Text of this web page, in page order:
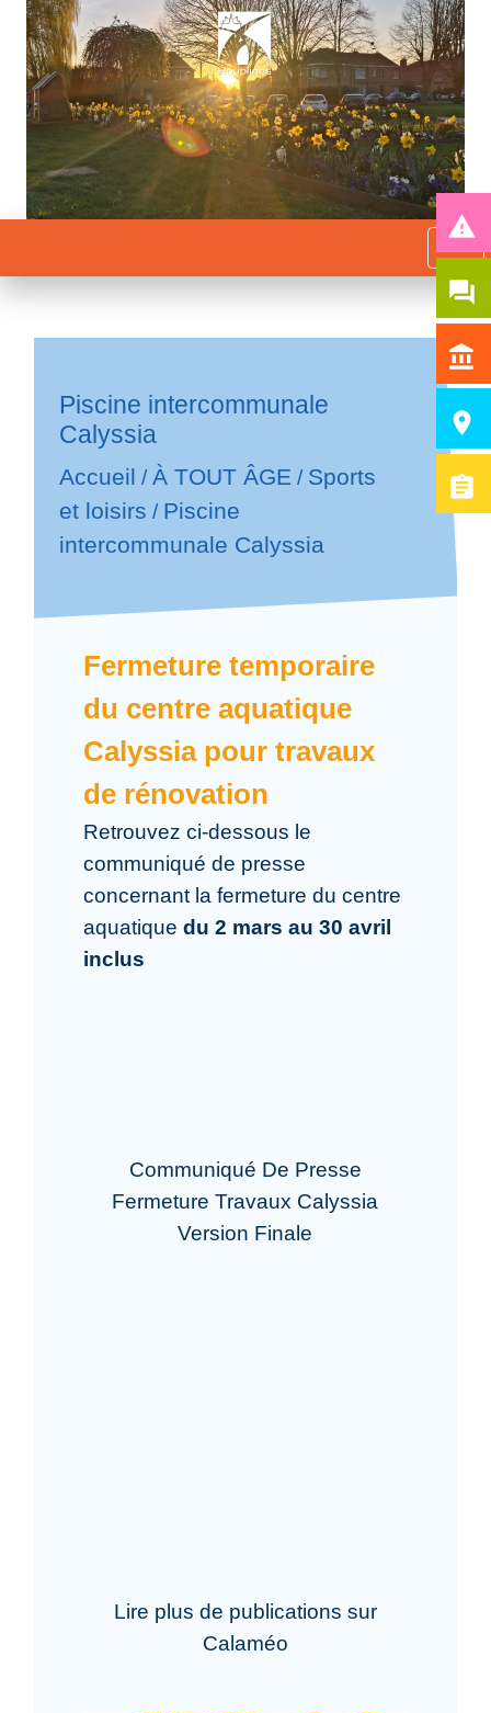
menu
Piscine intercommunale
Calyssia
Accueil / À TOUT ÂGE / Sports
et loisirs / Piscine
intercommunale Calyssia
Fermeture temporaire
du centre aquatique
Calyssia pour travaux
de rénovation
Retrouvez ci-dessous le
communiqué de presse
concernant la fermeture du centre
aquatiquedu 2 mars au 30 avril
inclus
Communiqué De Presse
Fermeture Travaux Calyssia
Version Finale
Lire plus de publications sur
Calaméo
report_problem
question_answer
account_balance
room
assignment